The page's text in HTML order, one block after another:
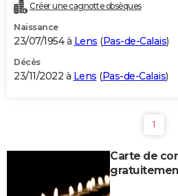
Destinations
City break
Voyage nature
Voyage de noces
Forum
Climat
+PHOTO
GUIDES D'ACHAT
BONS PLANS
COPAINS D'AVANT
Créer une cagnotte obsèques
Naissance
23/07/1954 à Lens (Pas-de-Calais)
Décès
23/11/2022 à Lens (Pas-de-Calais)
1
Carte de